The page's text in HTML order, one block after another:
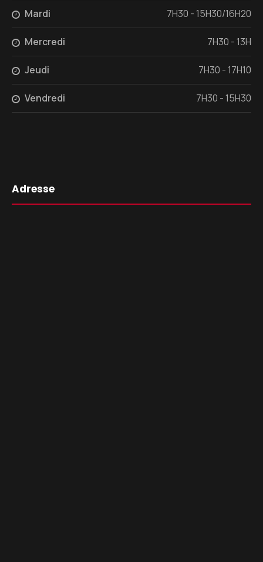
Mardi 7H30 - 15H30/16H20
Mercredi 7H30 - 13H
Jeudi 7H30 - 17H10
Vendredi 7H30 - 15H30
Adresse